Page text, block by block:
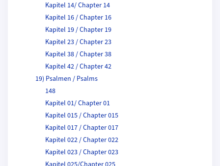
Kapitel 14/ Chapter 14
Kapitel 16 / Chapter 16
Kapitel 19 / Chapter 19
Kapitel 23 / Chapter 23
Kapitel 38 / Chapter 38
Kapitel 42 / Chapter 42
19) Psalmen / Psalms
148
Kapitel 01/ Chapter 01
Kapitel 015 / Chapter 015
Kapitel 017 / Chapter 017
Kapitel 022 / Chapter 022
Kapitel 023 / Chapter 023